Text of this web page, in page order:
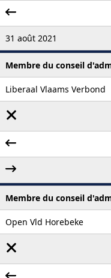
31 août 2021
Membre du conseil
Liberaal Vlaams Verbond
Membre du conseil
Open Vld Horebeke